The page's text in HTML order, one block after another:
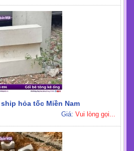
hỏa tốc Miền Nam
Giá: Vui lòng gọi...